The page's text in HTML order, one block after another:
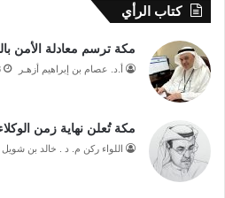
كتاب الرأي
مكة ترسم معادلة الأمن
أ.د. عصام بن إبراهيم أزهـر
مكة تُعلن نهاية زمن
اللواء ركن م. د . خالد بن شويل